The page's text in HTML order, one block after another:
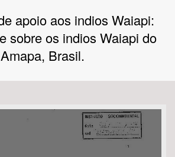
apoio aos indios Waiapi:
sobre os indios Waiapi do
Amapa, Brasil.